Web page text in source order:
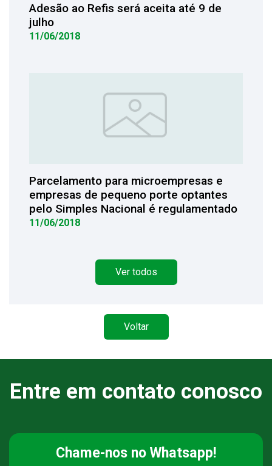
Adesão ao Refis será aceita até 9 de
julho
11/06/2018
Parcelamento para microempresas e
empresas de pequeno porte optantes
pelo Simples Nacional é regulamentado
11/06/2018
Ver todos
Voltar
Entre em contato conosco
Chame-nos no Whatsapp!